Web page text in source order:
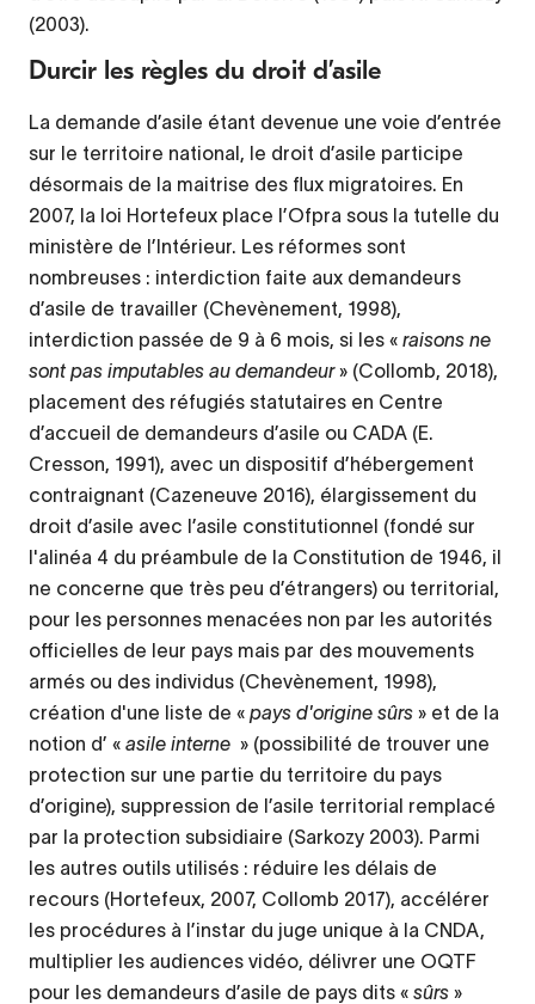
(2003).
Durcir les règles du droit d’asile
La demande d’asile étant devenue une voie d’entrée
sur le territoire national, le droit d’asile participe
désormais de la maitrise des flux migratoires. En
2007, la loi Hortefeux place l’Ofpra sous la tutelle du
ministère de l’Intérieur. Les réformes sont
nombreuses : interdiction faite aux demandeurs
d’asile de travailler (Chevènement, 1998),
interdiction passée de 9 à 6 mois, si les « raisons ne
sont pas imputables au demandeur» (Collomb, 2018),
placement des réfugiés statutaires en Centre
d’accueil de demandeurs d’asile ou CADA (E.
Cresson, 1991), avec un dispositif d’hébergement
contraignant (Cazeneuve 2016), élargissement du
droit d’asile avec l’asile constitutionnel (fondé sur
l'alinéa 4 du préambule de la Constitution de 1946, il
ne concerne que très peu d’étrangers) ou territorial,
pour les personnes menacées non par les autorités
officielles de leur pays mais par des mouvements
armés ou des individus (Chevènement, 1998),
création d'une liste de « pays d'origine sûrs » et de la
notion d’ « asile interne » (possibilité de trouver une
protection sur une partie du territoire du pays
d’origine), suppression de l’asile territorial remplacé
par la protection subsidiaire (Sarkozy 2003). Parmi
les autres outils utilisés : réduire les délais de
recours (Hortefeux, 2007, Collomb 2017), accélérer
les procédures à l’instar du juge unique à la CNDA,
multiplier les audiences vidéo, délivrer une OQTF
pour les demandeurs d’asile de pays dits « sûrs »